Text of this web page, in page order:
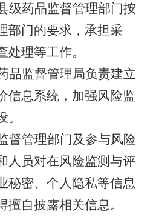
级药品监督管理部门按
部门的要求，承担采
理等工作。
品监督管理局负责建立
信息系统，加强风险监
督管理部门及参与风险
人员对在风险监测与评
秘密、个人隐私等信息
擅自披露相关信息。